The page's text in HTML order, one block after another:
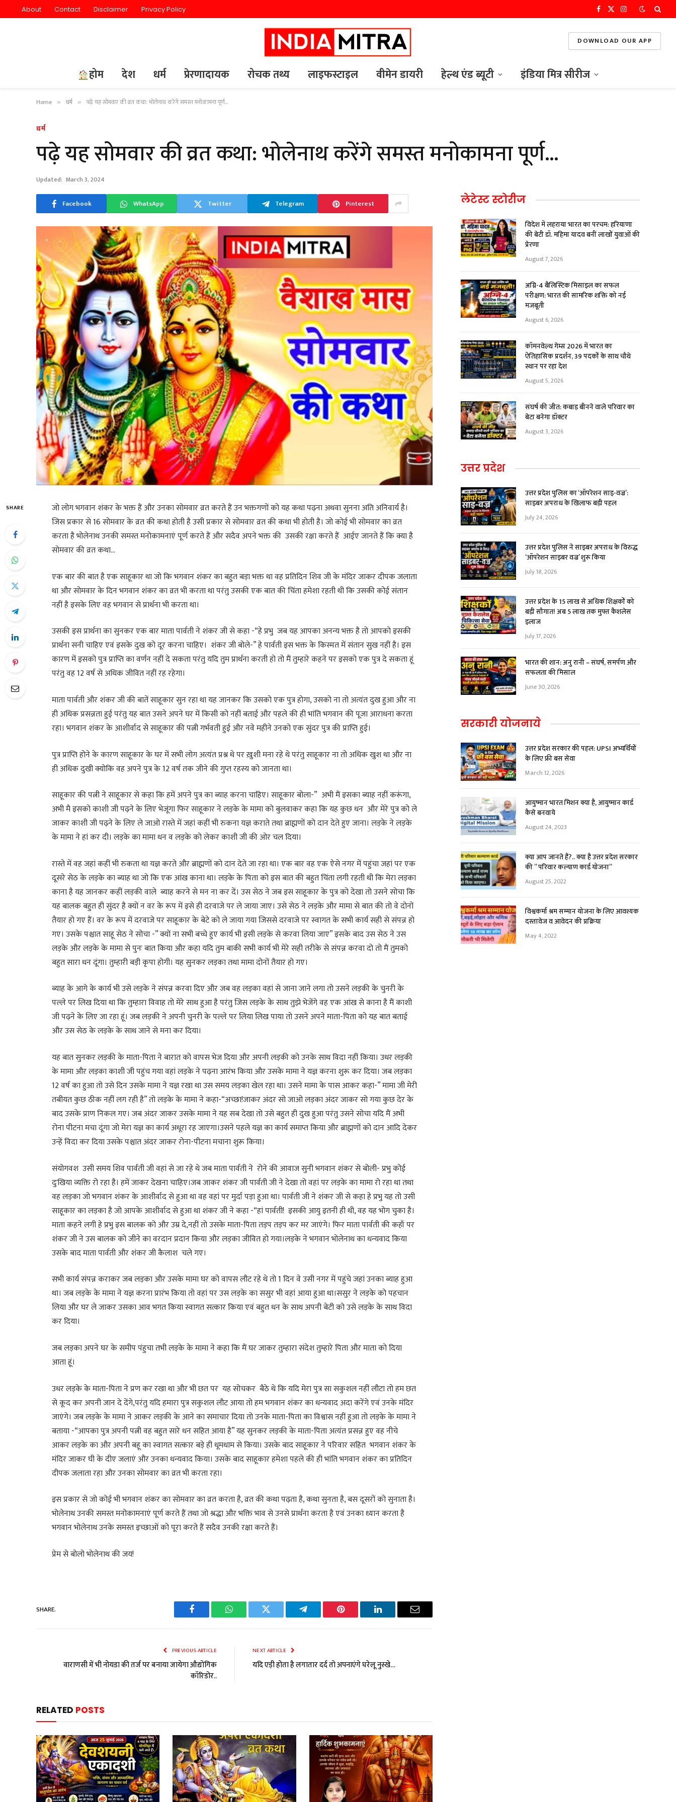
About Contact Disclaimer Privacy Policy Facebook
X
Instagram
DOWNLOAD OUR APP
होम देश धर्म प्रेरणादायक रोचक तथ्य लाइफस्टाइल वीमेन डायरी हेल्थ एंड ब्यूटी इंडिया मित्र सीरीज
Home » धर्म » पढ़े यह सोमवार की व्रत कथा: भोलेनाथ करेंगे समस्त मनोकामना पूर्ण…
धर्म
पढ़े यह सोमवार की व्रत कथा: भोलेनाथ करेंगे समस्त मनोकामना पूर्ण…
Updated: March 3, 2024
Facebook WhatsApp Twitter Telegram Pinterest
SHARE
जो लोग भगवान शंकर के भक्त हैं और उनका सोमवार व्रत करते हैं उन भक्तगणों को यह कथा पढ़ना अथवा सुनना अति अनिवार्य है।
जिस प्रकार से 16 सोमवार के व्रत की कथा होती है उसी प्रकार से सोमवार व्रत की कथा भी होती है। जो कोई भी सोमवार का व्रत
करता है भोलेनाथ उनकी समस्त मनोकामनाएं पूर्ण करते हैं और सदैव अपने भक्त की उसकी रक्षा करते हैं आईए जानते हैं कि क्या है
सोमवार की व्रत कथा…
एक बार की बात है एक साहूकार था जो कि भगवान शंकर का बहुत बड़ा भक्त था वह प्रतिदिन शिव जी के मंदिर जाकर दीपक जलाता
था और सोमवार के दिन भगवान शंकर का व्रत भी करता था परंतु उसकी एक बात की चिंता हमेशा रहती थी कि उसकी कोई संतान
नहीं है इसके लिए वह भगवान से प्रार्थना भी करता था।
उसकी इस प्रार्थना का सुनकर एक बार माता पार्वती ने शंकर जी से कहा -“हे प्रभु जब यह आपका अनन्य भक्त है तो आपको इसकी
प्रार्थना सनी चाहिए एवं इसके दुख को दूर करना चाहिए। शंकर जी बोले-” हे पार्वती इस भक्त के किस्मत में संतान सुख नहीं है। इस
कारण में इसको पुत्र प्राप्ति का वर्णन नहीं दे सकता परंतु यदि तुम प्रार्थना करती हो तो मैं तुम्हारे कहने पर इसको एक पुत्र दे सकता हूं
परंतु वह 12 वर्ष से अधिक जीवित नहीं रह रहेगा।
माता पार्वती और शंकर जी की बातें साहूकार सुन रहा था यह जानकर कि उसको एक पुत्र होगा, उसको ना तो अत्यंत दुख हुआ और ना
ही अधिक प्रसन्नता हुई परंतु यह बात उसने अपने घर में किसी को नहीं बताई और पहले की ही भांति भगवान की पूजा आराधना करता
रहा। भगवान शंकर के आशीर्वाद से साहूकार की पत्नी गर्भवती हुई और नवे महीने उनको एक सुंदर पुत्र की प्राप्ति हुई।
पुत्र प्राप्ति होने के कारण साहूकार के घर में सभी लोग अत्यंत प्रश्न थे पर ख़ुशी मना रहे थे परंतु साहूकार ना तो अधिक खुश था और ना
ही अधिक दुखी क्योकि वह अपने पुत्र के 12 वर्ष तक जीने की गुप्त रहस्य को जानता था।
साहूकार की पत्नी ने साहूकार से कहा कि हमें अपने पुत्र का ब्याह करना चाहिए। साहूकार बोला-” अभी मैं इसका ब्याह नहीं करूंगा,
अभी मै इसको काशी जी पढ़ने के लिए भेजूंगा फिर साहूकार ने लड़के के मामा को बुलवाकर कहा कि यह कुछ धन और मेरे पुत्र को ले
जाकर काशी जी पढ़ने के लिए ले जाओ रास्ते में जहां कहीं भी रुकना यज्ञ कराते तथा ब्राह्मणों को दान देते हुए जाना। लड़के ने लड़के
के मामा ने हां कर दी। लड़के का मामा धन व लड़के को लेकर काशी जी की ओर चल दिया।
रास्ते में वह जहां कहीं भी रुकता था यज्ञ करते और ब्राह्मणों को दान देते जा रहा था। एक बार वह एक ऐसे नगर में पहुंचा जहां पर एक
दूसरे सेठ के लड़के का ब्याह था जो कि एक आंख काना था। लड़के के पिता को इस बात की बहुत चिंता लगी रहती थी कि मेरा लड़का
काना है यह जानकर कहीं लड़की वाले ब्याह करने से मन ना कर दें। उस सेठ ने जब इस साहूकार के पुत्र को देखा तो उसने सोचा कि
यह बालक बहुत ही सुंदर है क्यों न वर के रूप में इसे ही दरवाजे पर ले जाया जाए। उसे सेठ ने लड़के और मामा से बात की तो वे दोनों
तैयार हो गए हैं। वर के रूप में दरवाजे पर साहूकार के बेटे को ले जाया गया जिससे दरवाजे पर स्वागत के सभी कार्य सही से संपन्न हो
गए। उसके पश्चात साहू सेठ ने सोचा -” क्यों ना सभी बच्चे हुए कार्य भी इसी लड़के से करवा लिया जाए” इसके बाद उस सेठ ने उस
लड़के और लड़के के मामा से पुनः बात किया और कहा यदि तुम बाकी सभी कार्य भी मेरे सही तरीके से संपन्न करवा दो तो मैं तुमको
बहुत सारा धन दूंगा। तुम्हारी बड़ी कृपा होगी। यह सुनकर लड़का तथा मामा दोनों तैयार हो गए।
ब्याह के आगे के कार्य भी उसे लड़के ने संपन्न करवा दिए और जब वह लड़का वहां से जाना जाने लगा तो उसने लड़की के चुनरी के
पल्ले पर लिख दिया था कि तुम्हारा विवाह तो मेरे साथ हुआ है परंतु जिस लड़के के साथ तुझे भेजेंगे वह एक आंख से काना है मैं काशी
जी पढ़ने के लिए जा रहा हूं। जब लड़की ने अपनी चुनरी के पल्ले पर लिया लिख पाया तो उसने अपने माता-पिता को यह बात बताई
और उस सेठ के लड़के के साथ जाने से मना कर दिया।
यह बात सुनकर लड़की के माता-पिता ने बारात को वापस भेज दिया और अपनी लड़की को उनके साथ विदा नहीं किया। उधर लड़की
के मामा और लड़का काशी जी पहुंच गया वहां लड़के ने पढ़ना आरंभ किया और उसके मामा ने यज्ञ करना शुरू कर दिया। जब लड़का
12 वर्ष का हुआ तो उसे दिन उसके मामा ने यज्ञ रखा था उस समय लड़का खेल रहा था। उसने मामा के पास आकर कहा-” मामा जी मेरी
तबीयत कुछ ठीक नहीं लग रही है” तो लड़के के मामा ने कहा-“अच्छा!जाकर अंदर सो जाओ लड़का अंदर जाकर सो गया कुछ देर के
बाद उसके प्राण निकल गए। जब अंदर जाकर उसके मामा ने यह सब देखा तो उसे बहुत ही दुख हुआ परंतु उसने सोचा यदि मैं अभी
रोना पीटना मचा दूंगा जो मेरा यज्ञ का कार्य अधूरा रह जाएगा।उसने पहले यज्ञ का कार्य समाप्त किया और ब्राह्मणों को दान आदि देकर
उन्हें विदा कर दिया उसके पश्चात अंदर जाकर रोना-पीटना मचाना शुरू किया।
संयोगवश उसी समय शिव पार्वती जी वहां से जा रहे थे जब माता पार्वती ने रोने की आवाज सुनी भगवान शंकर से बोली- प्रभु कोई
दुःखिया व्यक्ति रो रहा है। हमें जाकर देखना चाहिए।जब जाकर शंकर जी पार्वती जी ने देखा तो वहां पर लड़के का मामा रो रहा था तथा
वह लड़का जो भगवान शंकर के आशीर्वाद से हुआ था वह वहां पर मुर्दा पड़ा हुआ था। पार्वती जी ने शंकर जी से कहा हे प्रभु यह तो उसी
साहूकार का लड़का है जो आपके आशीर्वाद से हुआ था शंकर जी ने कहा -“हां पार्वती! इसकी आयु इतनी ही थी, वह यह भोग चुका है।
माता कहने लगी हे प्रभु इस बालक को और उम्र दे,नहीं तो उसके माता-पिता तड़प तड़प कर मर जाएंगे। फिर माता पार्वती की कहाँ पर
शंकर जी ने उस बालक को जीने का वरदान प्रदान किया और लड़का जीवित हो गया।लड़के ने भगवान भोलेनाथ का धन्यवाद किया
उसके बाद माता पार्वती और शंकर जी कैलाश चले गए।
सभी कार्य संपन्न कराकर जब लड़का और उसके मामा घर को वापस लौट रहे थे तो 1 दिन वे उसी नगर में पहुंचे जहां उनका ब्याह हुआ
था। जब लड़के के मामा ने यज्ञ करना प्रारंभ किया तो वहां पर उस लड़के का ससुर भी वहां आया हुआ था।ससुर ने लड़के को पहचान
लिया और घर ले जाकर उसका आव भगत किया स्वागत सत्कार किया एवं बहुत धन के साथ अपनी बेटी को उसे लड़के के साथ विदा
कर दिया।
जब लड़का अपने घर के समीप पंहुचा तभी लड़के के मामा ने कहा कि मैं घर जाकर तुम्हारा संदेश तुम्हारे पिता और माता को दिया
आता हूं।
उधर लड़के के माता-पिता ने प्रण कर रखा था और भी छत पर यह सोचकर बैठे थे कि यदि मेरा पुत्र सा सकुशल नहीं लौटा तो हम छत
से कूद कर अपनी जान दे देंगे,परंतु यदि हमारा पुत्र सकुशल लौट आया तो हम भगवान शंकर का धन्यवाद अदा करेंगे एवं उनके मंदिर
जाएंगे। जब लड़के के मामा ने आकर लड़की के आने का समाचार दिया तो उनके माता-पिता का विश्वास नहीं हुआ तो लड़के के मामा ने
बताया -“आपका पुत्र अपनी पत्नी वह बहुत सारे धन सहित आया है” यह सुनकर लड़की के माता-पिता अत्यंत प्रसन्न हुए वह नीचे
आकर लड़के का और अपनी बहू का स्वागत सत्कार बड़े ही धूमधाम से किया। उसके बाद साहूकार ने परिवार सहित भगवान शंकर के
मंदिर जाकर घी के दीए जलाएं और उनका धन्यवाद किया। उसके बाद साहूकार हमेशा पहले की ही भांति भगवान शंकर का प्रतिदिन
दीपक जलाता रहा और उनका सोमवार का व्रत भी करता रहा।
इस प्रकार से जो कोई भी भगवान शंकर का सोमवार का व्रत करता है, व्रत की कथा पढ़ता है, कथा सुनता है, बस दूसरों को सुनाता है।
भोलेनाथ उनकी समस्त मनोकामनाएं पूर्ण करते हैं तथा जो श्रद्धा और भक्ति भाव से उनसे प्रार्थना करता है एवं उनका ध्यान करता है
भगवान भोलेनाथ उनके समस्त इच्छाओं को पूरा करते हैं सदैव उनकी रक्षा करते हैं।
प्रेम से बोलो भोलेनाथ की जय!
SHARE.
Facebook WhatsAppTwitter Telegram Pinterest LinkedIn Email
PREVIOUS ARTICLE
वाराणसी में भी नोयडा की तर्ज पर बनाया जायेगा औद्योगिक
कॉरिडोर..
NEXT ARTICLE
यदि एड़ी होता है लगातार दर्द तो अपनाएंगे घरेलू नुस्खे…
RELATED POSTS
लेटेस्ट स्टोरीज
विदेश में लहराया भारत का परचम: हरियाणा
की बेटी डॉ. महिमा यादव बनीं लाखों युवाओं की
प्रेरणा
August 7, 2026
अग्नि-4 बैलिस्टिक मिसाइल का सफल
परीक्षण: भारत की सामरिक शक्ति को नई
मजबूती
August 6, 2026
कॉमनवेल्थ गेम्स 2026 में भारत का
ऐतिहासिक प्रदर्शन, 39 पदकों के साथ चौथे
स्थान पर रहा देश
August 5, 2026
संघर्ष की जीत: कबाड़ बीनने वाले परिवार का
बेटा बनेगा डॉक्टर
August 3, 2026
उत्तर प्रदेश
उत्तर प्रदेश पुलिस का ‘ऑपरेशन साइ-वज्र’:
साइबर अपराध के खिलाफ बड़ी पहल
July 24, 2026
उत्तर प्रदेश पुलिस ने साइबर अपराध के विरुद्ध
‘ऑपरेशन साइबर वज्र’ शुरू किया
July 18, 2026
उत्तर प्रदेश के 15 लाख से अधिक शिक्षकों को
बड़ी सौगात! अब ₹5 लाख तक मुफ्त कैशलेस
इलाज
July 17, 2026
भारत की शान: अनु रानी – संघर्ष, समर्पण और
सफलता की मिसाल
June 30, 2026
सरकारी योजनाये
उत्तर प्रदेश सरकार की पहल: UPSI अभ्यर्थियों
के लिए फ्री बस सेवा
March 12, 2026
आयुष्मान भारत मिशन क्या है, आयुष्मान कार्ड
कैसे बनवाये
August 24, 2023
क्या आप जानते हैं?.. क्या है उत्तर प्रदेश सरकार
की ” परिवार कल्याण कार्ड योजना”
August 25, 2022
विश्वकर्मा श्रम सम्मान योजना के लिए आवश्यक
दस्तावेज व आवेदन की प्रक्रिया
May 4, 2022